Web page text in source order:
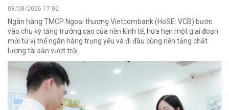
08/08/2026 17:02
Ngân hàng TMCP Ngoại thương Vietcombank (HoSE: VCB) bước
vào chu kỳ tăng trưởng cao của nền kinh tế, hứa hẹn một giai đoạn
mới từ vị thế ngân hàng trọng yếu và đi đầu cùng nền tảng chất
lượng tài sản vượt trội.